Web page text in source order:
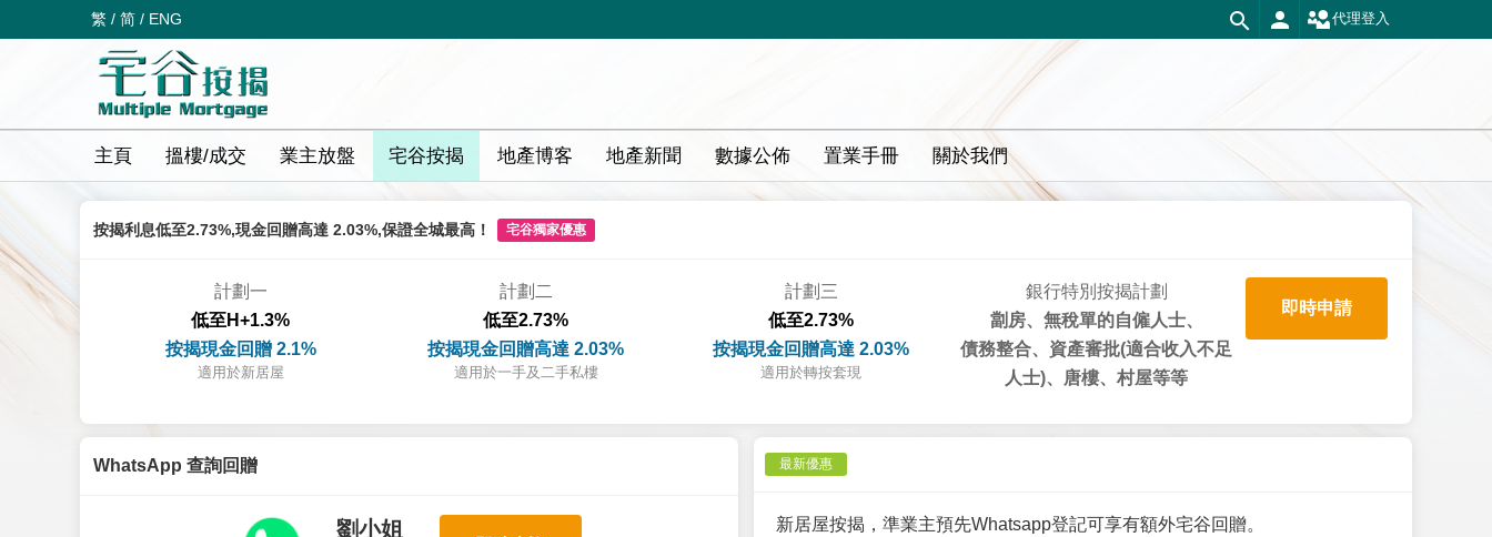
繁 / 简 / ENG 代理登入
主頁 搵樓/成交 業主放盤 宅谷按揭 地產博客 地產新聞 數據公佈 置業手冊 關於我們
按揭利息低至2.73%,現金回贈高達 2.03%,保證全城最高！ 宅谷獨家優惠
計劃一
低至H+1.3%
按揭現金回贈 2.1%
適用於新居屋
計劃二
低至2.73%
按揭現金回贈高達 2.03%
適用於一手及二手私樓
計劃三
低至2.73%
按揭現金回贈高達 2.03%
適用於轉按套現
銀行特別按揭計劃
劏房、無稅單的自僱人士、
債務整合、資產審批(適合收入不足
人士)、唐樓、村屋等等
即時申請
WhatsApp 查詢回贈
劉小姐
最新優惠
新居屋按揭，準業主預先Whatsapp登記可享有額外宅谷回贈。